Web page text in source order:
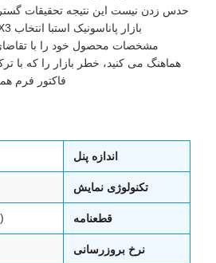
حدس زدن نيست اين نتيجه تحقيقات
مشخصات محصول خود را با
هماهنگ می کنید، خطر بازار را که با
فاکتور فرم
اندازه پنل
تکنولوژی نمایش
قطعنامه
نرخ بروزرسانی